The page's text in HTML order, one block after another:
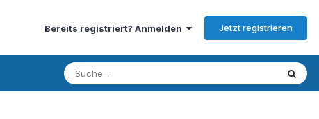
Bereits registriert? Anmelden Jetzt registrieren